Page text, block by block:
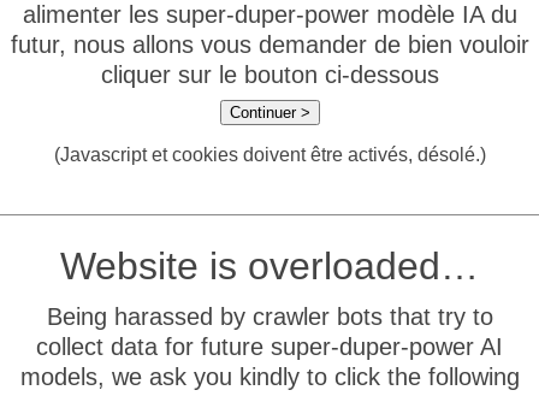
alimenter les super-duper-power modèle IA du
futur, nous allons vous demander de bien vouloir
cliquer sur le bouton ci-dessous
Continuer >
(Javascript et cookies doivent être activés, désolé.)
Website is overloaded…
Being harassed by crawler bots that try to
collect data for future super-duper-power AI
models, we ask you kindly to click the following